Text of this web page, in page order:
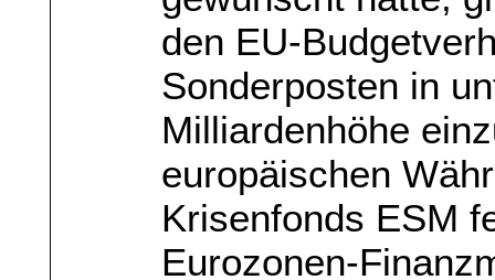
den EU-
Sonderposten in
Milliardenhöhe
europäischen
Krisenfonds ESM
Eurozonen-